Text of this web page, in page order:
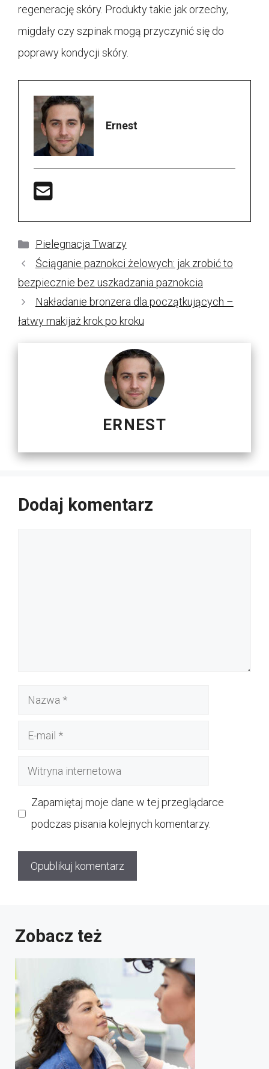
regenerację skóry. Produkty takie jak orzechy,
migdały czy szpinak mogą przyczynić się do
poprawy kondycji skóry.
Ernest
Kategorie
Pielegnacja Twarzy
Ściąganie paznokci żelowych: jak zrobić to
bezpiecznie bez uszkadzania paznokcia
Nakładanie bronzera dla początkujących –
łatwy makijaż krok po kroku
ERNEST
Dodaj komentarz
Nazwa
Witryna
Zapamiętaj moje dane w tej przeglądarce
podczas pisania kolejnych komentarzy.
Zobacz też